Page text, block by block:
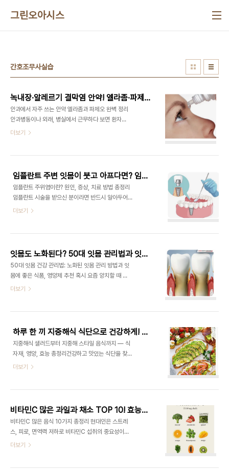
그린오아시스
간호조무사실습
녹내장·알레르기 결막염 안약! 엘라좀·파제오 효능과 점안법
안과에서 자주 쓰는 안약 엘라좀과 파제오 완벽 정리
안과병동이나 외래, 병실에서 근무하다 보면 환자에
게 점안하는 안약 종류가 참 다양하다. 오늘은 신규
법까지 한번에 정리했으니 참고하자.1. 엘라좀
(Ellazom) 점안액1) 엘라좀 점안액이란?① **엘라
좀(Ellazom)**은 프로스타글란딘 유사체 계열의
안압하강제로, 녹내장이나 고안압증(Ocular
Hypertension) 환자의 안압을 낮추기 위해 사용되
(Latanoprost)**로, 방수(안구 내 액체)의 유출을
더보기
임플란트 주변 잇몸이 붓고 아프다면? 임플란트 주위염 의심!
임플란트 주위염이란? 원인, 증상, 치료 방법 총정리
임플란트 시술을 받으신 분이라면 반드시 알아두어
야 할 치과 질환이 있습니다. 바로 임플란트 주위염인
합니다. 오늘은 임플란트 주위염의 정의, 원인, 주요
증상, 치료 방법까지 자세하게 정리해보겠습니다.1.
임플란트 주위염이란? 임플란트 주위염(Peri-
implantitis)이란 임플란트 주변의 잇몸 조직과 뼈
에 염증이 생기고, 뼈가 녹아내리는 질환입니다. 자연
통증이 늦게 나타나고 증상이 진행된 후에 발견되는
더보기
잇몸도 노화된다? 50대 잇몸 관리법과 잇몸에 좋은 식품&영양제 추천
50대 잇몸 건강 관리법: 노화된 잇몸 관리 방법과 잇
몸에 좋은 식품, 영양제 추천 혹시 요즘 양치할 때 잇
몸에서 피가 나거나, 잇몸이 붓고 시린 느낌이 들진
영향을 줄 수 있어 주의가 필요하다. 오늘은 50대 노
화 잇몸 관리법과 함께 잇몸에 좋은 음식, 영양제 추
천을 정리해보았다.지금 내 잇몸 건강 상태를 점검해
보고, 관리법도 함께 챙겨보자.1. 노화된 잇몸의 특징
과 문제점 1) 50대 이후 잇몸 변화 ① 잇몸이 점점
(치주포켓)이 깊어져 세균이 쉽게 침투 ③ 잇몸 출혈,
더보기
하루 한 끼 지중해식 식단으로 건강하게! 추천 식자재 & 효능
지중해식 샐러드부터 지중해 스타일 음식까지 — 식
자재, 영양, 효능 총정리건강하고 맛있는 식단을 찾고
계신가요? 최근 웰빙과 장수 식단으로 주목받는 지중
니다.1. 지중해식 식단이란?① **지중해식 식단
(Mediterranean Diet)**은 그리스, 이탈리아, 스
페인 등 지중해 연안 국가들의 전통 식사법을 기반으
로 한 식습관임. ② 붉은 고기와 가공식품 섭취를 최
소화하고, 올리브유, 생선, 채소, 과일, 견과류, 통곡
③ **세계보건기구(WHO)**와 **미국심장협회
더보기
비타민C 많은 과일과 채소 TOP 10! 효능과 하루 권장량까지
비타민C 많은 음식 10가지 총정리 현대인은 스트레
스, 피로, 면역력 저하로 비타민C 섭취의 중요성이
점점 커지고 있다. 비타민C는 강력한 항산화 작용으
더보기